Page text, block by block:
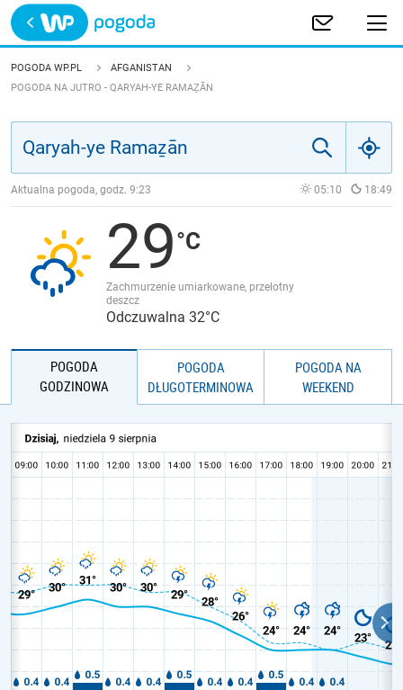
Trwa ładowanie
POLSKA
ŚWIAT
JAKOŚĆ POWIETRZA
POGODA WP.PL
AFGANISTAN
POGODA NA JUTRO - QARYAH-YE RAMAẔĀN
Aktualna pogoda, godz. 9:23 05:10 18:49
29
Zachmurzenie umiarkowane, przelotny
deszcz
Odczuwalna 32°C
POGODA
GODZINOWA
POGODA
DŁUGOTERMINOWA
POGODA NA
WEEKEND